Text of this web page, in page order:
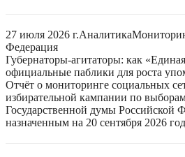
27 июля 2026 г.Аналитика
Федерация
Губернаторы-агитаторы: как
официальные паблики для роста
Отчёт о мониторинге социальных
избирательной кампании по
Государственной думы Российской
назначенным на 20 сентября 2026